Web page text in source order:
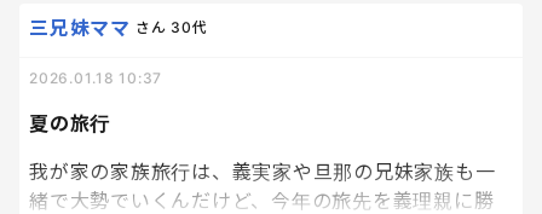
夏の旅行
三兄妹ママ さん 30代
2026.01.18 10:37
我が家の家族旅行は、義実家や旦那の兄妹家族も一
緒で大勢でいくんだけど、今年の旅先を義理親に勝